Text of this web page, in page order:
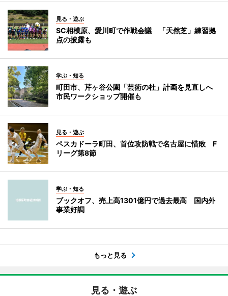
見る・遊ぶ
SC相模原、愛川町で作戦会議 「天然芝」練習拠
点の披露も
学ぶ・知る
町田市、芹ヶ谷公園「芸術の杜」計画を見直しへ
市民ワークショップ開催も
見る・遊ぶ
ペスカドーラ町田、首位攻防戦で名古屋に惜敗 F
リーグ第8節
学ぶ・知る
ブックオフ、売上高1301億円で過去最高 国内外
事業好調
もっと見る
見る・遊ぶ